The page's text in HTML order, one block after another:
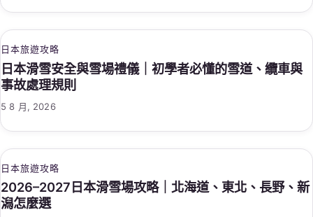
日本旅遊攻略
日本滑雪安全與雪場禮儀｜初學者必懂的雪道、纜車與
事故處理規則
5 8 月, 2026
日本旅遊攻略
2026–2027日本滑雪場攻略｜北海道、東北、長野、新
潟怎麼選